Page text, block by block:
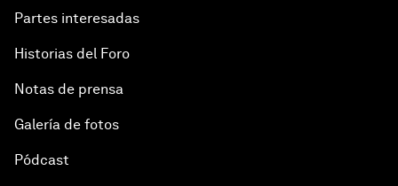
Partes interesadas
Historias del Foro
Notas de prensa
Galería de fotos
Pódcast